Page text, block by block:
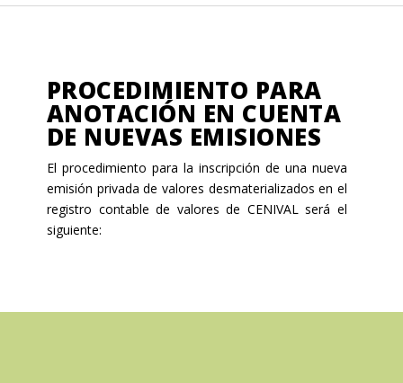
PROCEDIMIENTO PARA
ANOTACIÓN EN CUENTA
DE NUEVAS EMISIONES
El procedimiento para la inscripción de una nueva
emisión privada de valores desmaterializados en el
registro contable de valores de CENIVAL será el
siguiente: